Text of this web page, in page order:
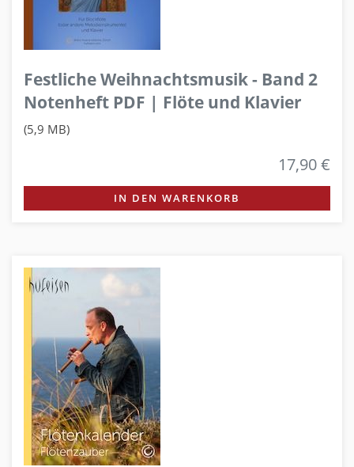
Festliche Weihnachtsmusik - Band 2
Notenheft PDF | Flöte und Klavier
(5,9 MB)
17,90 €
IN DEN WARENKORB